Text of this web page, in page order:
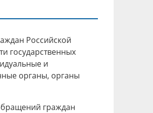
Российской
государственных
и
органы, органы
граждан